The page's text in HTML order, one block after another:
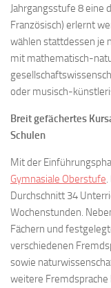
Jahrgangsstufe 8 eine
Französisch) erlernt
wählen stattdessen je
mit mathematisch-
oder musisch-
Breit gefächertes
Schulen
Mit der
Gymnasiale Oberstufe
Durchschnitt 34
Wochenstunden.
Fächern und
verschiedenen
sowie
weitere Fremdsprache